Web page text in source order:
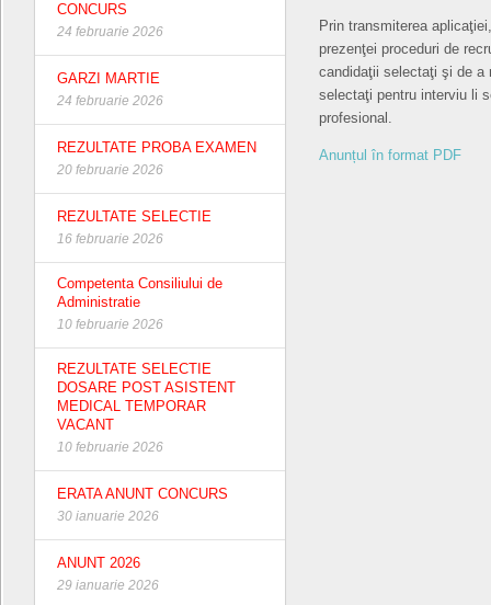
CONCURS
24 februarie 2026
GARZI MARTIE
24 februarie 2026
REZULTATE PROBA EXAMEN
20 februarie 2026
REZULTATE SELECTIE
16 februarie 2026
Competenta Consiliului de
Administratie
10 februarie 2026
REZULTATE SELECTIE
DOSARE POST ASISTENT
MEDICAL TEMPORAR
VACANT
10 februarie 2026
ERATA ANUNT CONCURS
30 ianuarie 2026
ANUNT 2026
29 ianuarie 2026
Prin transmiterea
prezenţei proceduri de
candidaţii selectaţi şi de a
selectaţi pentru interviu li
profesional.
Anunțul în format PDF